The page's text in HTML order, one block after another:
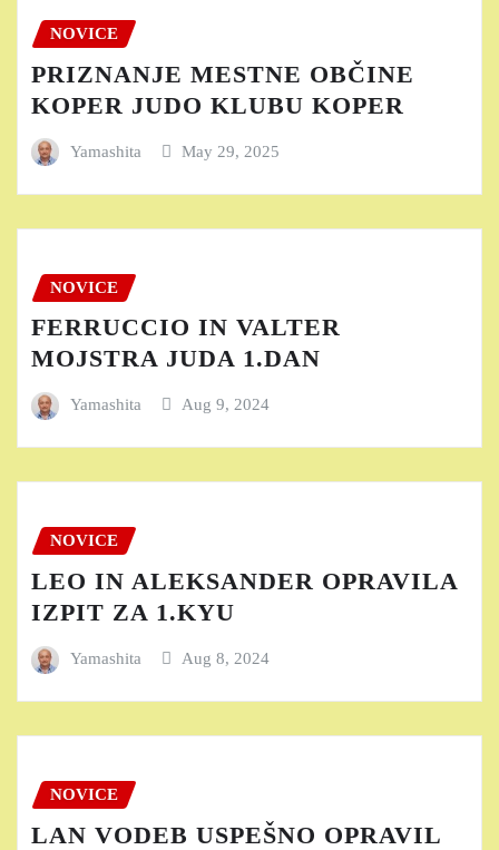
NOVICE
PRIZNANJE MESTNE OBČINE
KOPER JUDO KLUBU KOPER
Yamashita May 29, 2025
NOVICE
FERRUCCIO IN VALTER
MOJSTRA JUDA 1.DAN
Yamashita Aug 9, 2024
NOVICE
LEO IN ALEKSANDER OPRAVILA
IZPIT ZA 1.KYU
Yamashita Aug 8, 2024
NOVICE
LAN VODEB USPEŠNO OPRAVIL